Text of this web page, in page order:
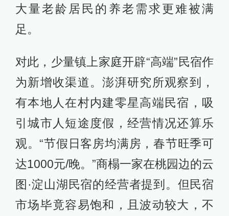
大量老龄居民的养老需求更难被满
足。
对此，少量镇上家庭开辟“高端”民宿作
为新增收渠道。澎湃研究所观察到，
有本地人在村内建零星高端民宿，吸
引城市人短途度假，经营情况还算乐
观。“节假日客房均满房，春节旺季可
达1000元/晚。”商榻一家在桃园边的云
图·淀山湖民宿的经营者提到。但民宿
市场毕竟容易饱和，且波动较大，不